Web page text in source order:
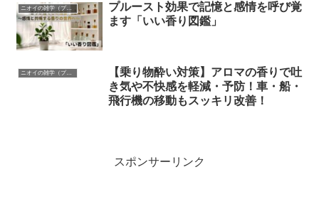
ニオイの雑学（プルースト効果、心理的な影響）
プルースト効果で記憶と感情を呼び覚
ます「いい香り図鑑」
ニオイの雑学（プルースト効果、心理的な影響）
【乗り物酔い対策】アロマの香りで吐
き気や不快感を軽減・予防！車・船・
飛行機の移動もスッキリ改善！
スポンサーリンク